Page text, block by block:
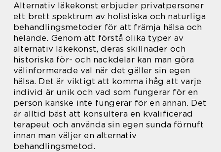
Alternativ läkekonst erbjuder privatpersoner
ett brett spektrum av holistiska och naturliga
behandlingsmetoder för att främja hälsa och
helande. Genom att förstå olika typer av
alternativ läkekonst, deras skillnader och
historiska för- och nackdelar kan man göra
välinformerade val när det gäller sin egen
hälsa. Det är viktigt att komma ihåg att varje
individ är unik och vad som fungerar för en
person kanske inte fungerar för en annan. Det
är alltid bäst att konsultera en kvalificerad
terapeut och använda sin egen sunda förnuft
innan man väljer en alternativ
behandlingsmetod.